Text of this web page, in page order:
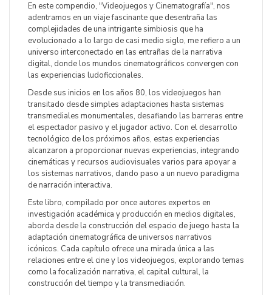
En este compendio, "Videojuegos y Cinematografía", nos
adentramos en un viaje fascinante que desentraña las
complejidades de una intrigante simbiosis que ha
evolucionado a lo largo de casi medio siglo, me refiero a un
universo interconectado en las entrañas de la narrativa
digital, donde los mundos cinematográficos convergen con
las experiencias ludoficcionales.
Desde sus inicios en los años 80, los videojuegos han
transitado desde simples adaptaciones hasta sistemas
transmediales monumentales, desafiando las barreras entre
el espectador pasivo y el jugador activo. Con el desarrollo
tecnológico de los próximos años, estas experiencias
alcanzaron a proporcionar nuevas experiencias, integrando
cinemáticas y recursos audiovisuales varios para apoyar a
los sistemas narrativos, dando paso a un nuevo paradigma
de narración interactiva.
Este libro, compilado por once autores expertos en
investigación académica y producción en medios digitales,
aborda desde la construcción del espacio de juego hasta la
adaptación cinematográfica de universos narrativos
icónicos. Cada capítulo ofrece una mirada única a las
relaciones entre el cine y los videojuegos, explorando temas
como la focalización narrativa, el capital cultural, la
construcción del tiempo y la transmediación.